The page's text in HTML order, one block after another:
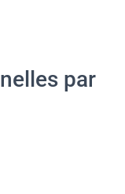
par